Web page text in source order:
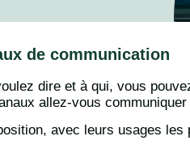
de communication
dire et à qui, vous
allez-vous communiquer
avec leurs usages les